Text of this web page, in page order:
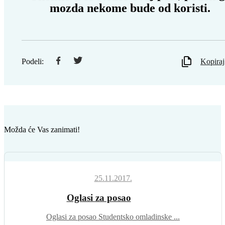
mozda nekome bude od koristi.
Podeli:
Možda će Vas zanimati!
25.11.2017.
Oglasi za posao
Oglasi za posao Studentsko omladinske ...